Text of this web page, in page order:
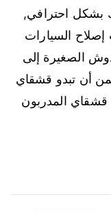
بشكل احترافي,
السيارات
الصغيرة إلى
أن تبدو قشقاي
قشقاي المدربون